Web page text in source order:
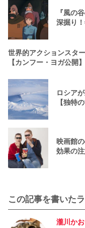
『風の
深掘り
世界的アクションスタ
【カンフー・ヨガ公開】
ロシア
【独特
映画館
効果の
この記事を書いた
瀧川かお